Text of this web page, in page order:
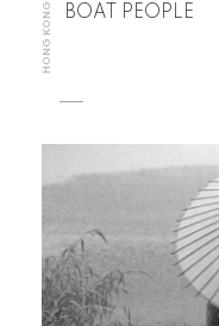
HONG KONG BOAT PEOPLE